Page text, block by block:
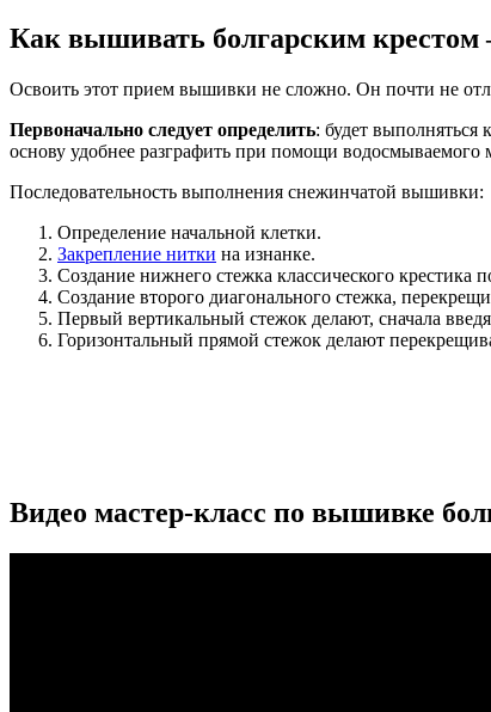
Как вышивать болгарским
Освоить этот прием вышивки не сложно. Он почти не
Первоначально следует определить: будет выполняться
основу удобнее разграфить при помощи водосмываемого
Последовательность выполнения снежинчатой вышивки:
Определение начальной клетки.
Закрепление нитки на изнанке.
Создание нижнего стежка классического крестика
Создание второго диагонального стежка,
Первый вертикальный стежок делают, сначала
Горизонтальный прямой стежок делают
Видео мастер-класс по вышивке